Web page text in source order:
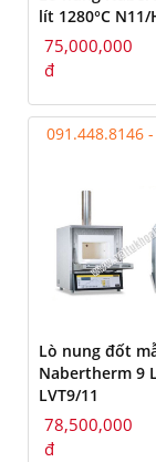
lít 1280°C N11/
75,000,000
đ
091.448.8146
Lò nung đốt
Nabertherm 9
LVT9/11
78,500,000
đ